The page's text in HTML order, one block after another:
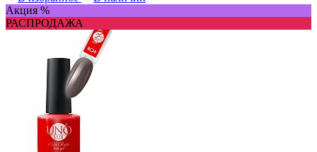
Акция %
РАСПРОДАЖА